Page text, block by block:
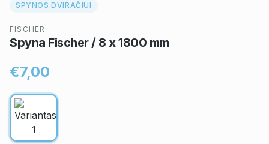
SPYNOS DVIRAČIUI
FISCHER
Spyna Fischer / 8 x 1800 mm
€7,00